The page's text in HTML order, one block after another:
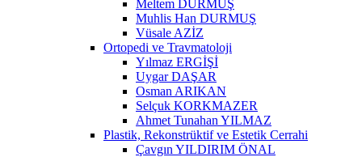
Meltem DURMUŞ
Muhlis Han DURMUŞ
Vüsale AZİZ
Ortopedi ve Travmatoloji
Yılmaz ERGİŞİ
Uygar DAŞAR
Osman ARIKAN
Selçuk KORKMAZER
Ahmet Tunahan YILMAZ
Plastik, Rekonstrüktif ve Estetik Cerrahi
Çavgın YILDIRIM ÖNAL